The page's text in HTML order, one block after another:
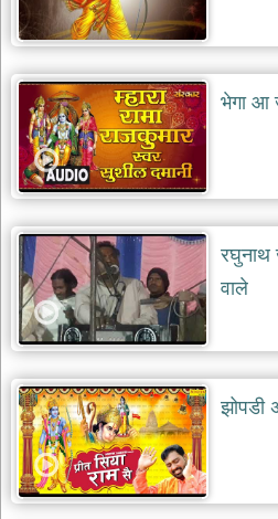
भक्ति
patriotic
bhajans
खाटू
श्याम
भजन
khatu
bhajans
रानी
सती
दादी
भजन
rani
dadi
bhajans
बावा
लाल
दयाल
भजन
भेगा आ
रघुनाथ
वाले
झोपडी